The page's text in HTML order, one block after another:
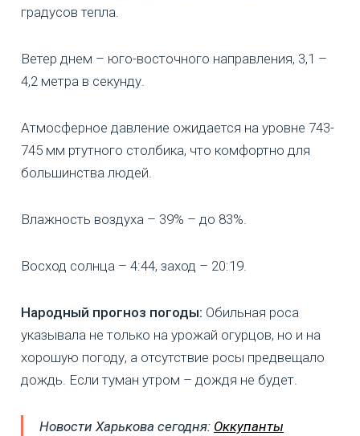
градусов тепла.
Ветер днем – юго-восточного направления, 3,1 –
4,2 метра в секунду.
Атмосферное давление ожидается на уровне 743-
745 мм ртутного столбика, что комфортно для
большинства людей.
Влажность воздуха – 39% – до 83%.
Восход солнца – 4:44, заход – 20:19.
Народный прогноз погоды: Обильная роса
указывала не только на урожай огурцов, но и на
хорошую погоду, а отсутствие росы предвещало
дождь. Если туман утром – дождя не будет.
Новости Харькова сегодня: Оккупанты